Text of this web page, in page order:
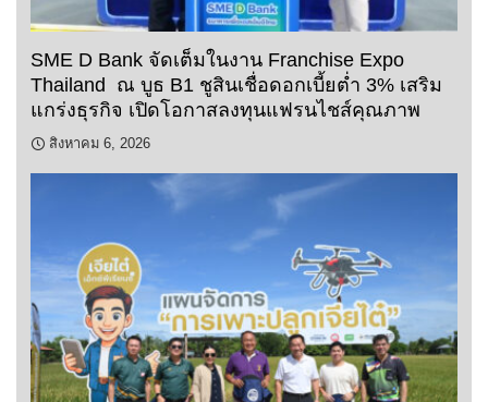
SME D Bank จัดเต็มในงาน Franchise Expo
Thailand ณ บูธ B1 ชูสินเชื่อดอกเบี้ยต่ำ 3% เสริม
แกร่งธุรกิจ เปิดโอกาสลงทุนแฟรนไชส์คุณภาพ
สิงหาคม 6, 2026